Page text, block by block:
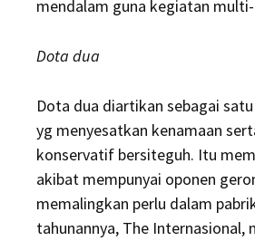
mendalam guna kegiatan
Dota dua
Dota dua diartikan sebagai
yg menyesatkan kenamaan
konservatif bersiteguh. Itu
akibat mempunyai oponen
memalingkan perlu dalam
tahunannya, The Internasional,